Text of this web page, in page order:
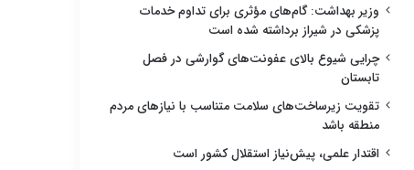
وزیر بهداشت: گام‌های مؤثری برای تداوم خدمات
پزشکی در شیراز برداشته شده است
چرایی شیوع بالای عفونت‌های گوارشی در فصل
تابستان
تقویت زیرساخت‌های سلامت متناسب با نیازهای مردم
منطقه باشد
اقتدار علمی، پیش‌نیاز استقلال کشور است